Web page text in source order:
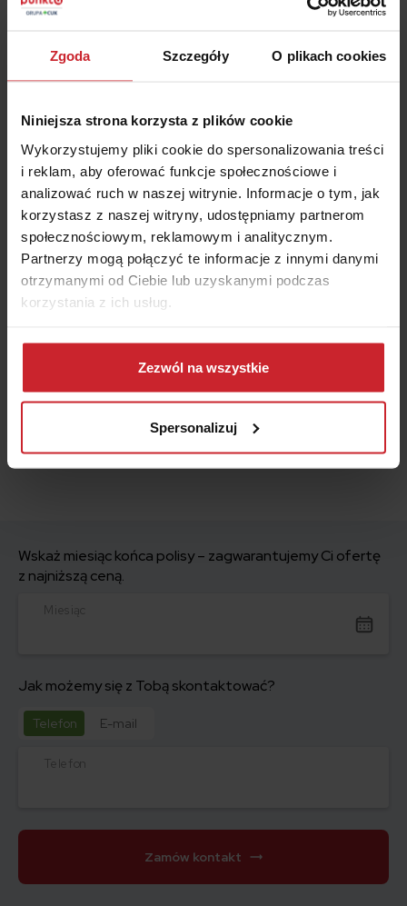
Zgoda Szczegóły O plikach cookies
Niniejsza strona korzysta z plików cookie
Wykorzystujemy pliki cookie do spersonalizowania treści
i reklam, aby oferować funkcje społecznościowe i
analizować ruch w naszej witrynie. Informacje o tym, jak
korzystasz z naszej witryny, udostępniamy partnerom
społecznościowym, reklamowym i analitycznym.
Partnerzy mogą połączyć te informacje z innymi danymi
otrzymanymi od Ciebie lub uzyskanymi podczas
korzystania z ich usług.
Dowiedz się więcej na temat tego, kim jesteśmy, jak
można się z nami skontaktować i w jaki sposób
przetwarzamy dane osobowe w ramachPolityki
Zezwól na wszystkie
Spersonalizuj
Akceptuję Regulamin
świadczenia usług drogą
elektroniczną i zawierania umów na odległość oraz
Informacjeo multiagencie i administratorze danych.
OBLICZ SKŁADKĘ OC/AC
#motocykl #ranking #samochód
Wskaż miesiąc końca polisy – zagwarantujemy Ci ofertę
z najniższą ceną.
Miesiąc
Jak możemy się z Tobą skontaktować?
Telefon E-mail
Telefon
Zamów kontakt